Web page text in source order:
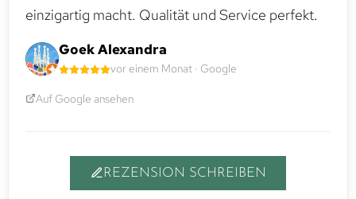
einzigartig macht. Qualität und Service perfekt.
Goek Alexandra
vor einem Monat · Google
Auf Google ansehen
REZENSION SCHREIBEN